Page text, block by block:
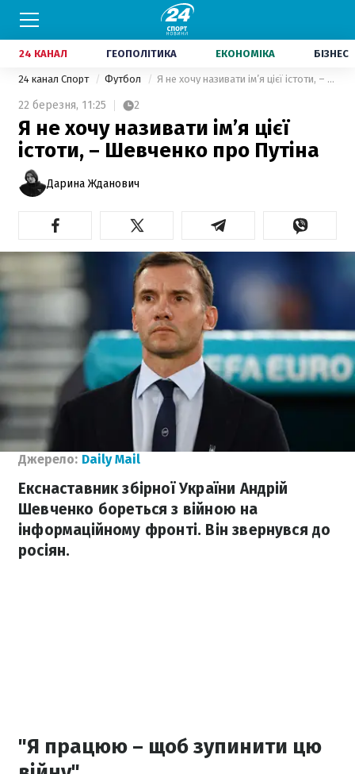
24 КАНАЛ ГЕОПОЛІТИКА ЕКОНОМІКА БІЗНЕС
24 канал Спорт Футбол Я не хочу називати ім’я цієї істоти, – Шевченко про Путіна
22 березня, 11:25 2
Я не хочу називати ім’я цієї
істоти, – Шевченко про Путіна
Дарина Жданович
Джерело: Daily Mail
Екснаставник збірної України Андрій
Шевченко бореться з війною на
інформаційному фронті. Він звернувся до
росіян.
"Я працюю – щоб зупинити цю